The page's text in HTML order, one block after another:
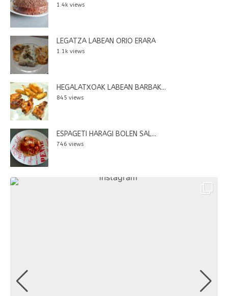
1.4k views
LEGATZA LABEAN ORIO ERARA
1.1k views
HEGALATXOAK LABEAN BARBAK...
845 views
ESPAGETI HARAGI BOLEN SAL...
746 views